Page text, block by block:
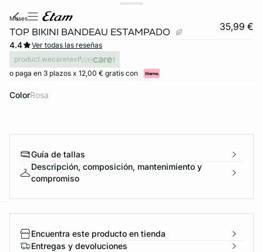
muses
TOP BIKINI BANDEAU ESTAMPADO 35,99 €
4.4
Ver todas las reseñas
product.wecaretext
o paga en 3 plazos x 12,00 € gratis con
Color rosa
Guía de tallas
Descripción, composición, mantenimiento y
compromiso
Encuentra este producto en tienda
Entregas y devoluciones